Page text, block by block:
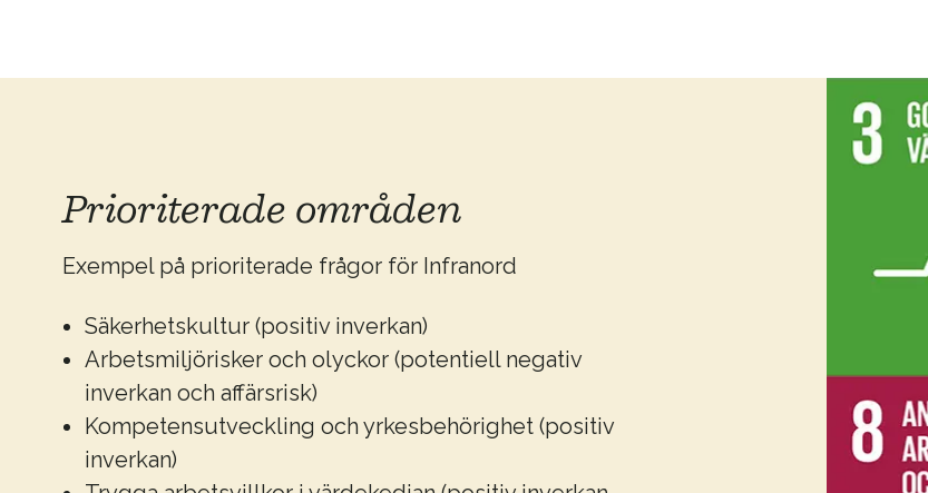
Prioriterade områden
Exempel på prioriterade frågor för Infranord
Säkerhetskultur (positiv inverkan)
Arbetsmiljörisker och olyckor (potentiell negativ
inverkan och affärsrisk)
Kompetensutveckling och yrkesbehörighet (positiv
inverkan)